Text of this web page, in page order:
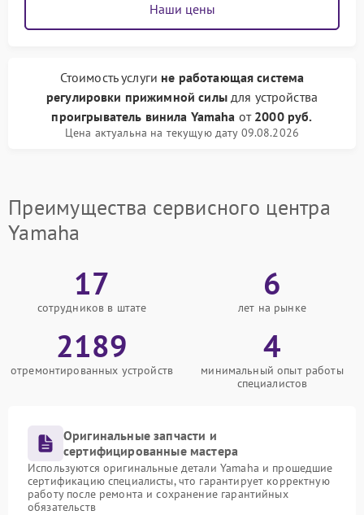
Наши цены
Стоимость услуги не работающая система
регулировки прижимной силыдля устройства
проигрыватель винила Yamaha от 2000 руб.
Цена актуальна на текущую дату 09.08.2026
Преимущества сервисного центра
Yamaha
17
сотрудников в штате
6
лет на рынке
2189
отремонтированных устройств
4
минимальный опыт работы
специалистов
Оригинальные запчасти и
сертифицированные мастера
Используются оригинальные детали Yamaha и прошедшие
сертификацию специалисты, что гарантирует корректную
работу после ремонта и сохранение гарантийных
обязательств